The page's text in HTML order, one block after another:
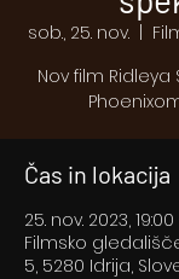
sob., 25. nov.
Nov film
Čas in lokacija
25. nov. 2023, 19:00
Filmsko
5, 5280 Idrija,